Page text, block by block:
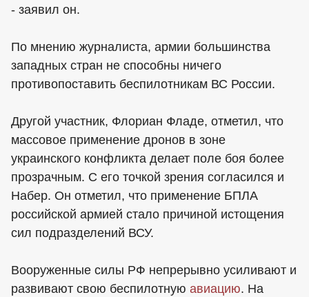
- заявил он.
По мнению журналиста, армии большинства
западных стран не способны ничего
противопоставить беспилотникам ВС России.
Другой участник, Флориан Фладе, отметил, что
массовое применение дронов в зоне
украинского конфликта делает поле боя более
прозрачным. С его точкой зрения согласился и
Набер. Он отметил, что применение БПЛА
российской армией стало причиной истощения
сил подразделений ВСУ.
Вооруженные силы РФ непрерывно усиливают и
развивают свою беспилотную авиацию. На